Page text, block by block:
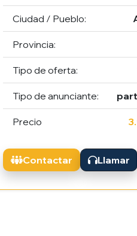
Ciudad / Pueblo:
Provincia:
Tipo de oferta:
Tipo de anunciante:
Precio
Contactar Llamar